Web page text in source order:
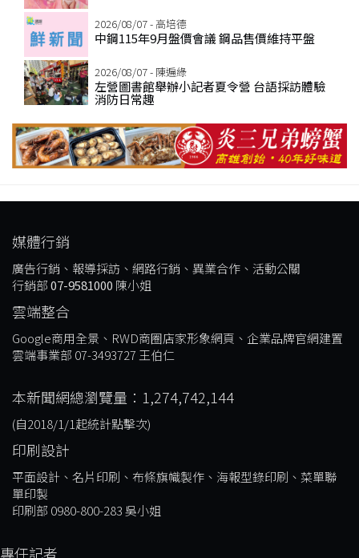
2026/08/07 - 高培德
中鋼115年9月盤價會議 鋼品售價維持平盤
2026/08/07 - 陳遍綠
左營圖書館舉辦小記者夏令營 台語採訪體驗
消防日常趣
媒體行銷
廣告行銷、報導採訪、網路行銷、異業合作、活動公關
行銷部07-9581000 陳小姐
雲端整合
Google商用全景、RWD商圈店家形象網頁、企業品牌官網建置
雲端事業部 07-3493727 王伯仁
本新聞網總瀏覽量：1,274,742,144
(自2018/1/1起統計點擊次)
印刷設計
平面設計、名片印刷、布條旗幟製作、海報型錄印刷、菜單聯
單印製
印刷部 0980-800-283 吳小姐
專任記者